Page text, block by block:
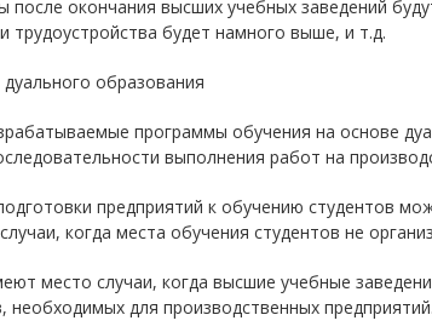
после окончания высших учебных заведений
трудоустройства будет намного выше, и т.д.
образования
программы обучения на основе
выполнения работ на
предприятий к обучению студентов
когда места обучения студентов не
место случаи, когда высшие учебные
необходимых для производственных предприятий.